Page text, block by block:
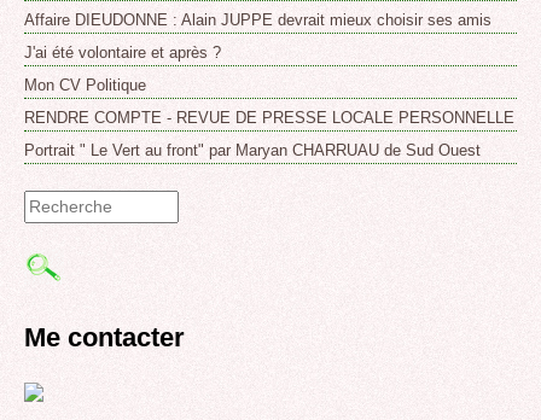
Affaire DIEUDONNE : Alain JUPPE devrait mieux choisir ses amis
J'ai été volontaire et après ?
Mon CV Politique
RENDRE COMPTE - REVUE DE PRESSE LOCALE PERSONNELLE
Portrait " Le Vert au front" par Maryan CHARRUAU de Sud Ouest
de
Me contacter